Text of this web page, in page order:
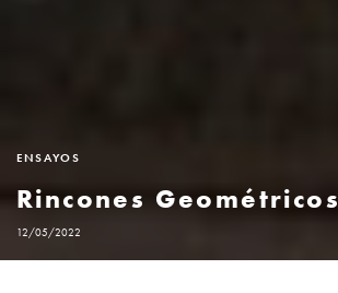
ENSAYOS
Rincones Geométricos
12/05/2022